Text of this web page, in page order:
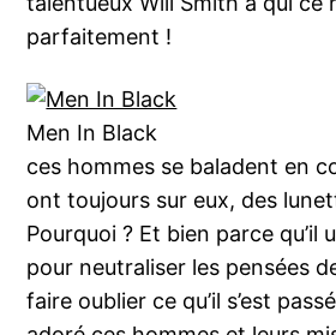
parfaitement !
Men In Black
ces hommes se baladent en
ont toujours sur eux, des
Pourquoi ? Et bien parce qu’il
pour neutraliser les pensées
faire oublier ce qu’il s’est